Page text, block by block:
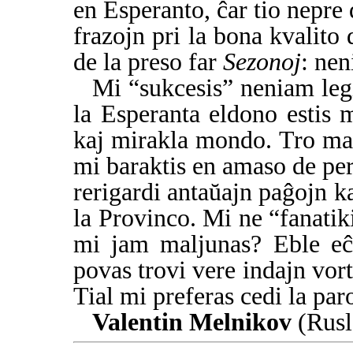
en Esperanto, ĉar tio
frazojn pri la bona kvalito
de la preso far Sezonoj:
Mi “sukcesis” neniam
la Esperanta eldono estis
kaj mirakla mondo. Tro
mi baraktis en amaso de
rerigardi antaŭajn paĝojn
la Provinco. Mi ne
mi jam maljunas? Eble
povas trovi vere indajn
Tial mi preferas cedi la
Valentin Melnikov